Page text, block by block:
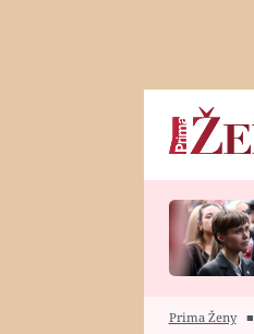
Horoskopy
HOROSKOP NA
Prima Ženy ■